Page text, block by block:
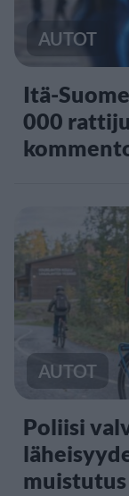
AUTOT
Itä-
000
AUTOT
Poliisi
muistutus